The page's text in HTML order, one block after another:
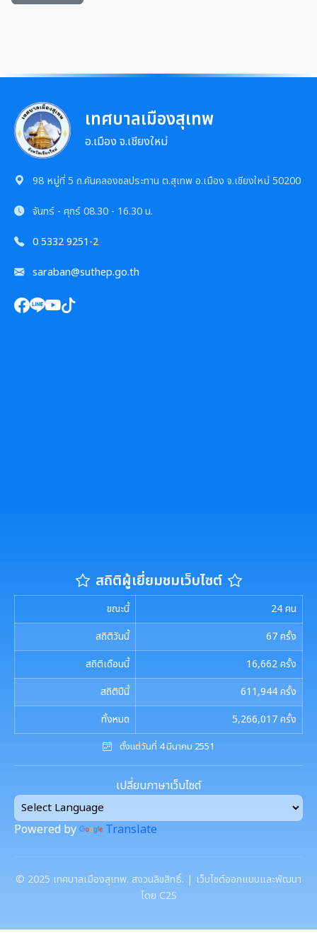
เทศบาลเมืองสุเทพ
อ.เมือง จ.เชียงใหม่
98 หมู่ที่ 5 ถ.คันคลองชลประทาน ต.สุเทพ อ.เมือง จ.เชียงใหม่ 50200
จันทร์ - ศุกร์08.30 - 16.30 น.
0 5332 9251-2
saraban@suthep.go.th
สถิติผู้เยี่ยมชมเว็บไซต์
ขณะนี้ 24คน
สถิติวันนี้
67ครั้ง
สถิติเดือนนี้
16,662ครั้ง
สถิติปีนี้
611,944ครั้ง
ทั้งหมด
5,266,017ครั้ง
ตั้งแต่วันที่ 4 มีนาคม 2551
เปลี่ยนภาษาเว็บไซต์
Powered by Translate
© 2025 เทศบาลเมืองสุเทพ. สงวนลิขสิทธิ์. | เว็บไซต์ออกแบบและพัฒนา
โดย C2S